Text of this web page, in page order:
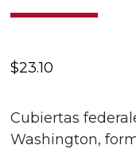
$23.10
Cubiertas
Washington,